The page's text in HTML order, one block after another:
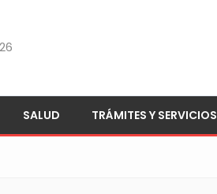
SALUD TRÁMITES Y SERVICIOS